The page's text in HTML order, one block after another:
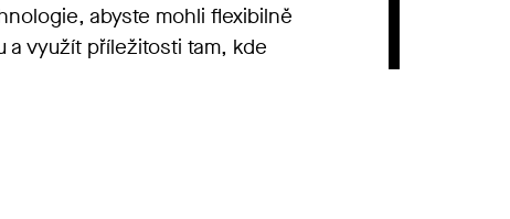
abyste mohli flexibilně
a využít příležitosti tam, kde